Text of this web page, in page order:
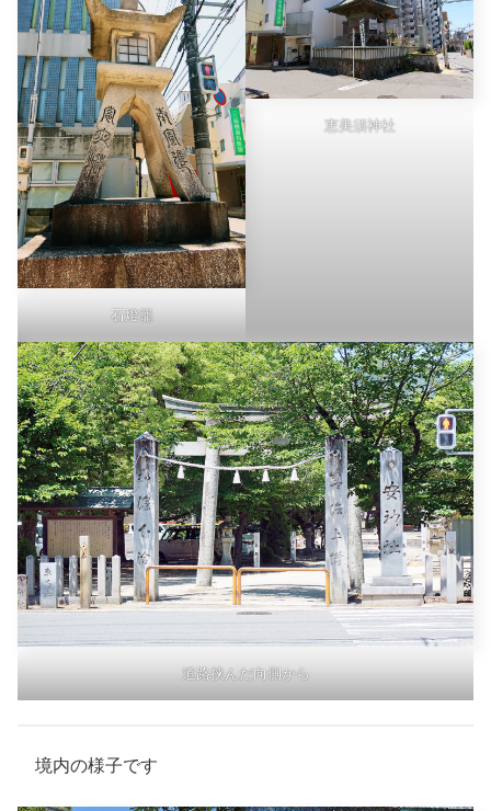
石燈籠
恵美須神社
道路挟んだ向側から
境内の様子です